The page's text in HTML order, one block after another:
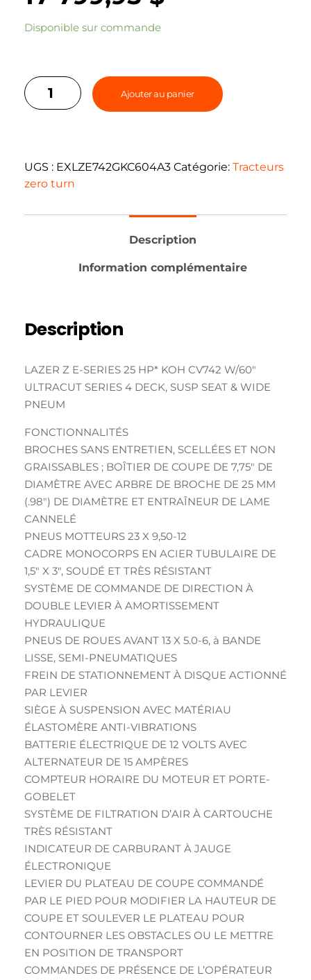
Disponible sur commande
Ajouter au panier
UGS : EXLZE742GKC604A3 Catégorie: Tracteurs
zero turn
Description
Information complémentaire
Description
LAZER Z E-SERIES 25 HP* KOH CV742 W/60″
ULTRACUT SERIES 4 DECK, SUSP SEAT & WIDE
PNEUM
FONCTIONNALITÉS
BROCHES SANS ENTRETIEN, SCELLÉES ET NON
GRAISSABLES ; BOÎTIER DE COUPE DE 7,75″ DE
DIAMÈTRE AVEC ARBRE DE BROCHE DE 25 MM
(.98″) DE DIAMÈTRE ET ENTRAÎNEUR DE LAME
CANNELÉ
PNEUS MOTTEURS 23 X 9,50-12
CADRE MONOCORPS EN ACIER TUBULAIRE DE
1,5″ X 3″, SOUDÉ ET TRÈS RÉSISTANT
SYSTÈME DE COMMANDE DE DIRECTION À
DOUBLE LEVIER À AMORTISSEMENT
HYDRAULIQUE
PNEUS DE ROUES AVANT 13 X 5.0-6, à BANDE
LISSE, SEMI-PNEUMATIQUES
FREIN DE STATIONNEMENT À DISQUE ACTIONNÉ
PAR LEVIER
SIÈGE À SUSPENSION AVEC MATÉRIAU
ÉLASTOMÈRE ANTI-VIBRATIONS
BATTERIE ÉLECTRIQUE DE 12 VOLTS AVEC
ALTERNATEUR DE 15 AMPÈRES
COMPTEUR HORAIRE DU MOTEUR ET PORTE-
GOBELET
SYSTÈME DE FILTRATION D’AIR À CARTOUCHE
TRÈS RÉSISTANT
INDICATEUR DE CARBURANT À JAUGE
ÉLECTRONIQUE
LEVIER DU PLATEAU DE COUPE COMMANDÉ
PAR LE PIED POUR MODIFIER LA HAUTEUR DE
COUPE ET SOULEVER LE PLATEAU POUR
CONTOURNER LES OBSTACLES OU LE METTRE
EN POSITION DE TRANSPORT
COMMANDES DE PRÉSENCE DE L’OPÉRATEUR